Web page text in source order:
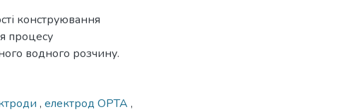
конструювання
процесу
водного розчину.
, електрод ОРТА ,